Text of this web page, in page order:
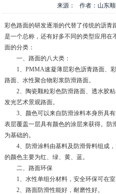
来源： 作者：山东顺
彩色路面的研发逐渐的代替了传统的沥青
是一个总称，还有好多不同的类型应用
面的分类：
一、路面的八大类：
1、PMMA速凝薄层彩色沥青路面、彩
路面、水性聚合物彩浆防滑路面。
2、陶瓷颗粒彩色防滑路面、透水胶粘
发光艺术景观路面。
3、颜色可以来自防滑涂料本身所具有
表层覆盖一层具有颜色的涂层来获得。
为基础的。
4、防滑涂料由基料及防滑骨料组成，
的颜色主要为红、绿、黄、蓝。
二、路面环保
1、水性单组分材料，安全环保可在室
2、路面防滑性能好，耐磨性好。